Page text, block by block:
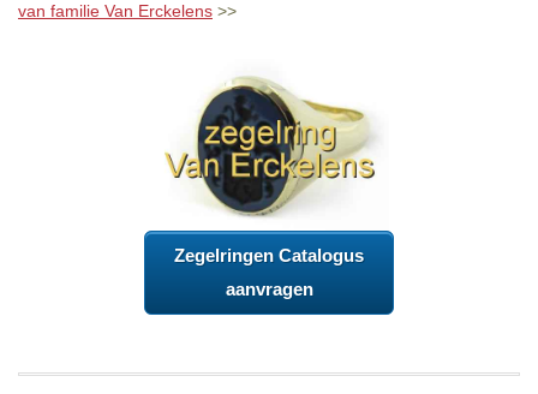
van familie Van Erckelens >>
Zegelringen Catalogus
aanvragen